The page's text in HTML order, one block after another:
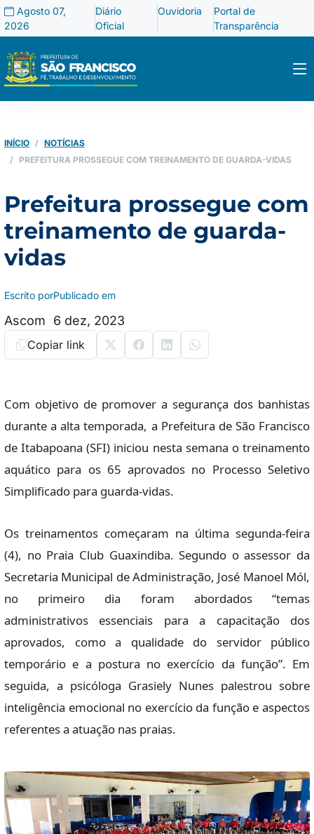
Agosto 07,
2026
Diário
Oficial
Ouvidoria
Portal de
Transparência
INÍCIO
NOTÍCIAS
PREFEITURA PROSSEGUE COM TREINAMENTO DE GUARDA-VIDAS
Prefeitura prossegue com
treinamento de guarda-
vidas
Escrito por
Ascom
Publicado em
6 dez, 2023
Copiar link
Com objetivo de promover a segurança dos banhistas
durante a alta temporada, a Prefeitura de São Francisco
de Itabapoana (SFI) iniciou nesta semana o treinamento
aquático para os 65 aprovados no Processo Seletivo
Simplificado para guarda-vidas.
Os treinamentos começaram na última segunda-feira
(4), no Praia Club Guaxindiba. Segundo o assessor da
Secretaria Municipal de Administração, José Manoel Mól,
no primeiro dia foram abordados “temas
administrativos essenciais para a capacitação dos
aprovados, como a qualidade do servidor público
temporário e a postura no exercício da função”. Em
seguida, a psicóloga Grasiely Nunes palestrou sobre
inteligência emocional no exercício da função e aspectos
referentes a atuação nas praias.